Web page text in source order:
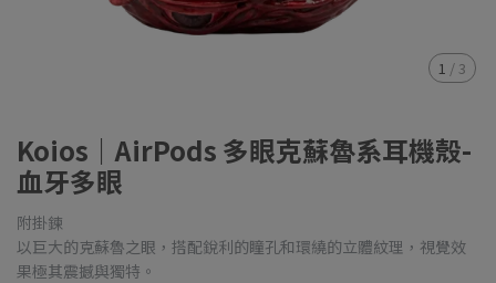
1 / 3
Koios｜AirPods 多眼克蘇魯系耳機殼-
血牙多眼
附掛鍊
以巨大的克蘇魯之眼，搭配銳利的瞳孔和環繞的立體紋理，視覺效
果極其震撼與獨特。